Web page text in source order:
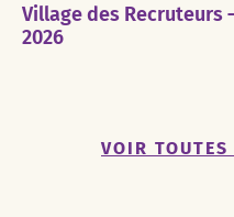
Village des Recruteurs
2026
VOIR